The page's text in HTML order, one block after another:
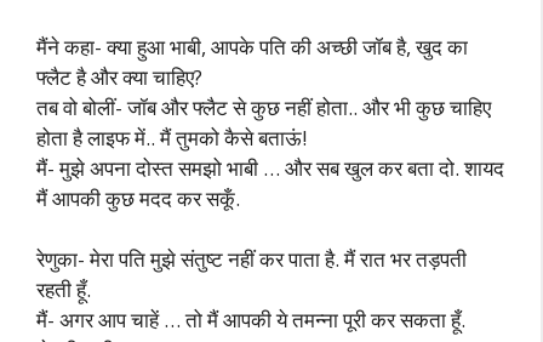
मैंने कहा- क्या हुआ भाबी, आपके पति की अच्छी जॉब है, खुद का
फ्लैट है और क्या चाहिए?
तब वो बोलीं- जॉब और फ्लैट से कुछ नहीं होता.. और भी कुछ चाहिए
होता है लाइफ में.. मैं तुमको कैसे बताऊं!
मैं- मुझे अपना दोस्त समझो भाबी … और सब खुल कर बता दो. शायद
मैं आपकी कुछ मदद कर सकूँ.
रेणुका- मेरा पति मुझे संतुष्ट नहीं कर पाता है. मैं रात भर तड़पती
रहती हूँ.
मैं- अगर आप चाहें … तो मैं आपकी ये तमन्ना पूरी कर सकता हूँ.